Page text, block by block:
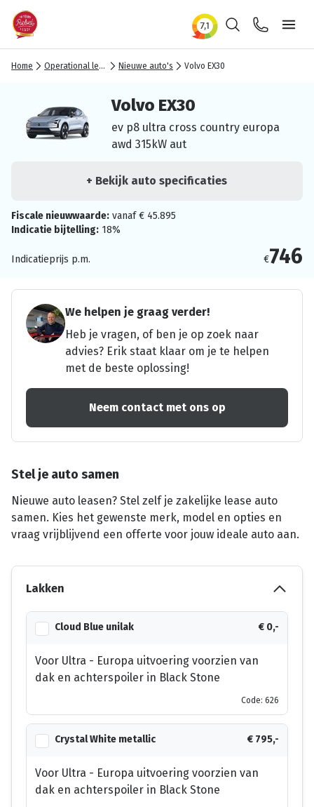
ZoekenContact
Home Operational lease Nieuwe auto's Volvo EX30
Volvo EX30
ev p8 ultra cross country europa
awd 315kW aut
+ Bekijk auto specificaties
Fiscale nieuwwaarde: vanaf € 45.895
Indicatie bijtelling: 18%
Indicatieprijs p.m. €746
We helpen je graag verder!
Heb je vragen, of ben je op zoek naar
advies? Erik staat klaar om je te helpen
met de beste oplossing!
Neem contact met ons op
Stel je auto samen
Nieuwe auto leasen? Stel zelf je zakelijke lease auto
samen. Kies het gewenste merk, model en opties en
vraag vrijblijvend een offerte voor jouw ideale auto aan.
Lakken
Cloud Blue unilak € 0,-
Voor Ultra - Europa uitvoering voorzien van
dak en achterspoiler in Black Stone
Code: 626
Crystal White metallic € 795,-
Voor Ultra - Europa uitvoering voorzien van
dak en achterspoiler in Black Stone